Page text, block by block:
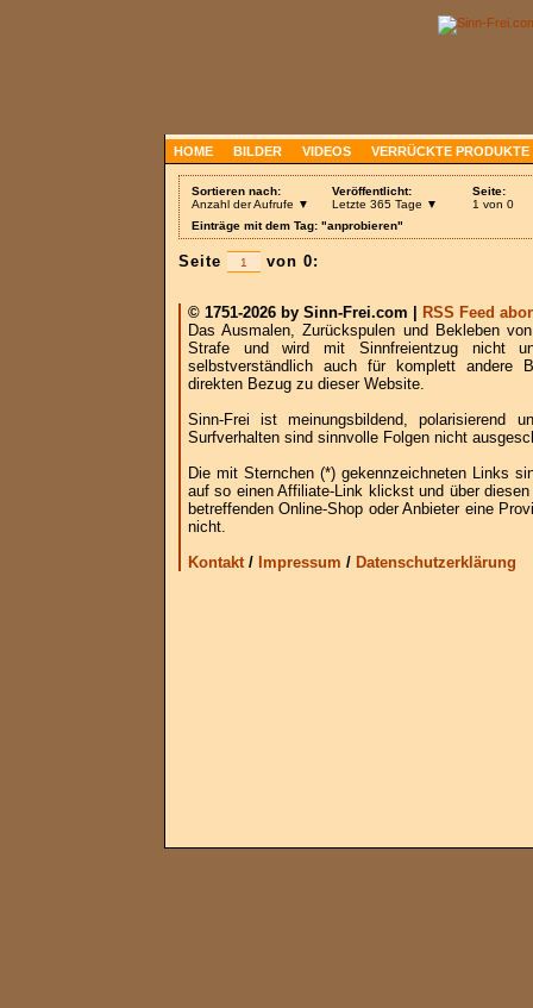
HOME BILDER VIDEOS VERRÜCKTE PRODUKTE
Sortieren nach:
Anzahl der Aufrufe ▼
Veröffentlicht:
Letzte 365 Tage ▼
Seite:
1 von 0
Einträge mit dem Tag: "anprobieren"
Seite von 0:
© 1751-2026 by Sinn-Frei.com |
RSS Feed
Das Ausmalen, Zurückspulen und Bekleben
Strafe und wird mit Sinnfreientzug nicht
selbstverständlich auch für komplett andere
direkten Bezug zu dieser Website.
Sinn-Frei ist meinungsbildend, polarisierend
Surfverhalten sind sinnvolle Folgen nicht
Die mit Sternchen (*) gekennzeichneten Links
auf so einen Affiliate-Link klickst und über
betreffenden Online-Shop oder Anbieter eine
nicht.
Kontakt/ Impressum / Datenschutzerklärung